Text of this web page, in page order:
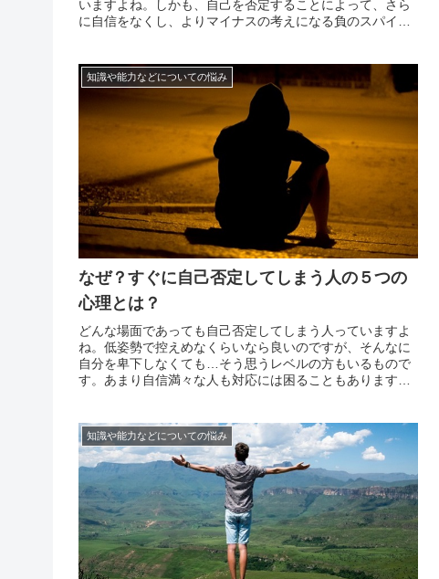
いますよね。しかも、自己を否定することによって、さら
に自信をなくし、よりマイナスの考えになる負のスパイラ
なくても...
知識や能力などについての悩み
なぜ？すぐに自己否定してしまう人の５つの
心理とは？
どんな場面であっても自己否定してしまう人っていますよ
ね。低姿勢で控えめなくらいなら良いのですが、そんなに
自分を卑下しなくても…そう思うレベルの方もいるもので
す。あまり自信満々な人も対応には困ることもあります
いよ！」と...
知識や能力などについての悩み